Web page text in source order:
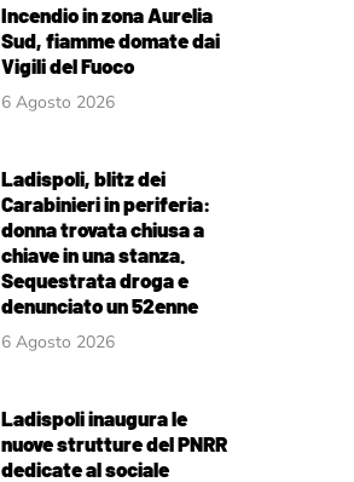
Incendio in zona Aurelia
Sud, fiamme domate dai
Vigili del Fuoco
6 Agosto 2026
Ladispoli, blitz dei
Carabinieri in periferia:
donna trovata chiusa a
chiave in una stanza.
Sequestrata droga e
denunciato un 52enne
6 Agosto 2026
Ladispoli inaugura le
nuove strutture del PNRR
dedicate al sociale